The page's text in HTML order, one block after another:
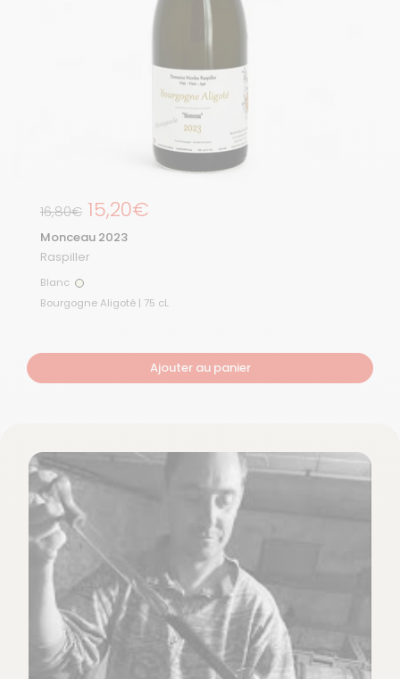
Prix de solde
16,80€ Prix régulier
15,20€
Monceau 2023
Raspiller
Blanc Blanc
Bourgogne Aligoté | 75 cL
Ajouter au panier